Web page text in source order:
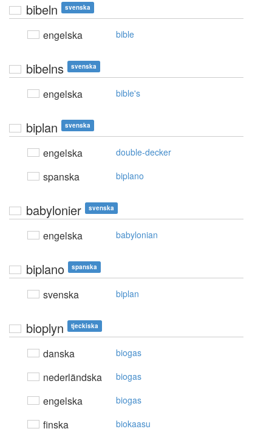
bibeln svenska
engelska bible
bibelns svenska
engelska bible's
biplan svenska
engelska double-decker
spanska biplano
babylonier svenska
engelska babylonian
biplano spanska
svenska biplan
bioplyn tjeckiska
danska biogas
nederländska biogas
engelska biogas
finska biokaasu